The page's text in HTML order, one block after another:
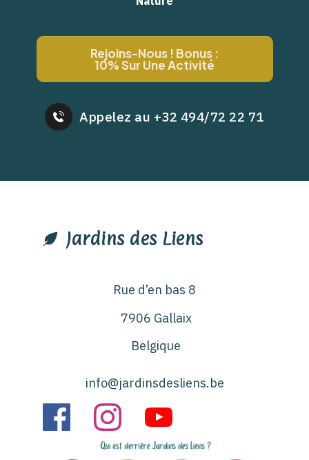
Rejoins-Nous ! Bonus :
10% Sur Une Activité
Appelez au +32 494/72 22 71
Jardins des Liens
Rue d’en bas 8
7906 Gallaix
Belgique
info@jardinsdesliens.be